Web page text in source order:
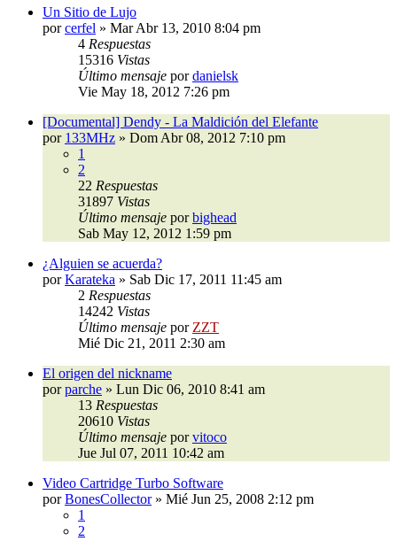
Un Sitio de Lujo
porcerfel » Mar Abr 13, 2010 8:04 pm
4 Respuestas
15316 Vistas
Último mensaje pordanielsk
Vie May 18, 2012 7:26 pm
[Documental] Dendy - La Maldición del Elefante
por 133MHz » Dom Abr 08, 2012 7:10 pm
1
2
22 Respuestas
31897 Vistas
Último mensaje porbighead
Sab May 12, 2012 1:59 pm
¿Alguien se acuerda?
porKarateka » Sab Dic 17, 2011 11:45 am
2 Respuestas
14242 Vistas
Último mensaje por ZZT
Mié Dic 21, 2011 2:30 am
El origen del nickname
porparche » Lun Dic 06, 2010 8:41 am
13 Respuestas
20610 Vistas
Último mensaje porvitoco
Jue Jul 07, 2011 10:42 am
Video Cartridge Turbo Software
porBonesCollector» Mié Jun 25, 2008 2:12 pm
1
2